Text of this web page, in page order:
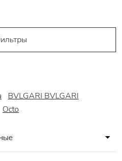
BVLGARI BVLGARI
Octo